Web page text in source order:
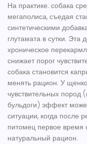
На практике: собака
мегаполиса, съедая
синтетическими
глутамата в сутки. Эта
хроническое
снижает порог
собака становится
менять рацион. У
чувствительных пород
бульдоги) эффект
ситуации, когда после
питомец первое время
натуральный рацион.